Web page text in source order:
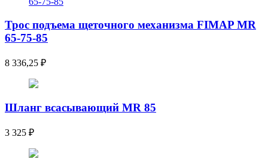
Трос подъема щеточного механизма FIMAP MR
65-75-85
8 336,25 ₽
Шланг всасывающий MR 85
3 325 ₽